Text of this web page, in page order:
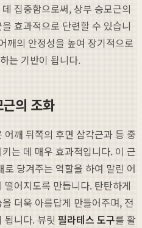
집중함으로써, 상부 승모근의
효과적으로 단련할 수 있습니
깨의 안정성을 높여 장기적으로
는 기반이 됩니다.
의 조화
깨 뒤쪽의 후면 삼각근과 등 중
는 데 매우 효과적입니다. 이 근
당겨주는 역할을 하여 말린 어
어지도록 만듭니다. 탄탄하게
더욱 아름답게 만들어주며, 전
됩니다. 뷰릿 필라테스 도구를 활